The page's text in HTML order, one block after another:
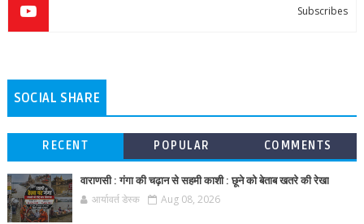
Subscribes
SOCIAL SHARE
RECENT POPULAR COMMENTS
वाराणसी : गंगा की चढ़ान से सहमी काशी : छूने को बेताब खतरे की रेखा
आर्यावर्त डेस्क Aug 08, 2026